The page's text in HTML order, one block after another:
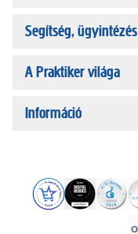
Segítség, ügyintézés
A Praktiker világa
Információ